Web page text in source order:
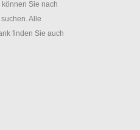
Sie nach
Alle
finden Sie auch